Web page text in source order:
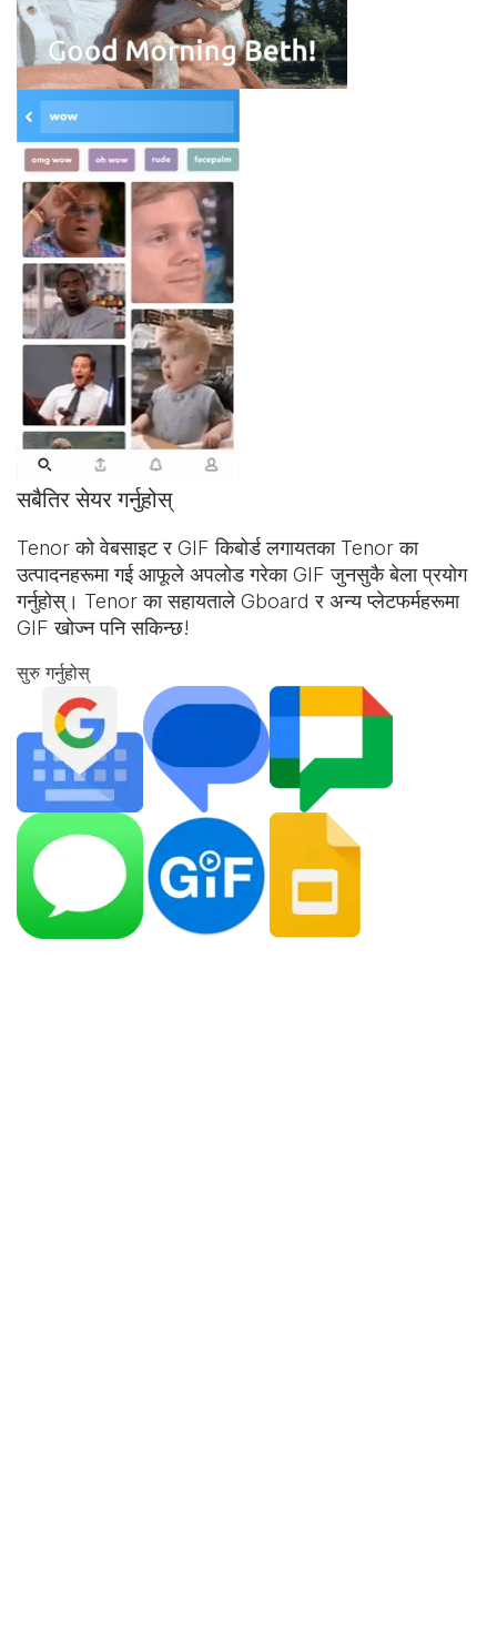
सबैतिर सेयर गर्नुहोस्
Tenor को वेबसाइट र GIF किबोर्डलगायतका Tenor का
उत्पादनहरूमा गई आफूले अपलोड गरेका GIF जुनसुकै बेला प्रयोग
गर्नुहोस्। Tenor का सहायताले Gboard र अन्य प्लेटफर्महरूमा
GIF खोज्न पनि सकिन्छ!
सुरु गर्नुहोस्